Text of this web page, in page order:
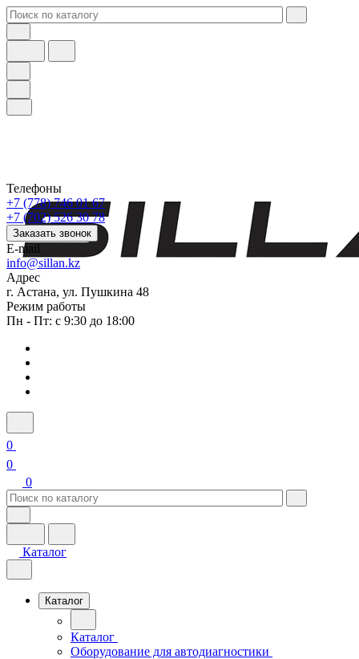
Телефоны
+7 (778) 746 01 67
+7 (702) 526 30 78
Заказать звонок
E-mail
info@sillan.kz
Адрес
г. Астана, ул. Пушкина 48
Режим работы
Пн - Пт: с 9:30 до 18:00
0
0
0
Каталог
Каталог
Каталог
Оборудование для автодиагностики